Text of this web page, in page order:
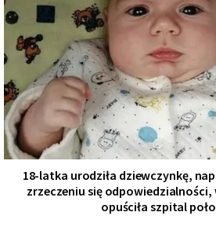
18-latka urodziła dziewczynkę,
zrzeczeniu się odpowiedzialności,
opuściła szpital